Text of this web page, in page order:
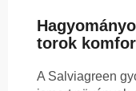
torok
A Salviagreen